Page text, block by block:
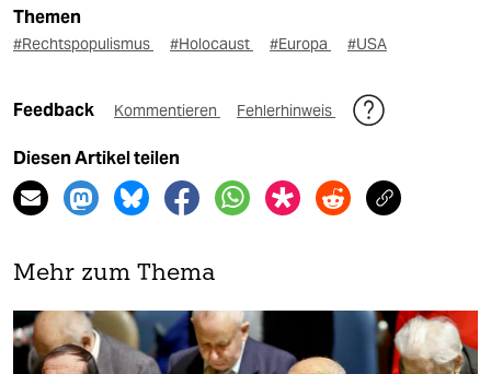
Themen
#Rechtspopulismus #Holocaust #Europa #USA
Feedback Kommentieren Fehlerhinweis
Diesen Artikel teilen
Mehr zum Thema